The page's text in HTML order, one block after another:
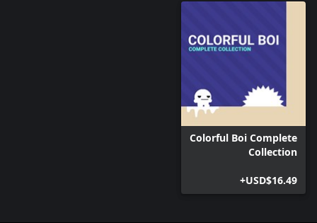
Colorful Boi Complete
Collection
USD$16.49+